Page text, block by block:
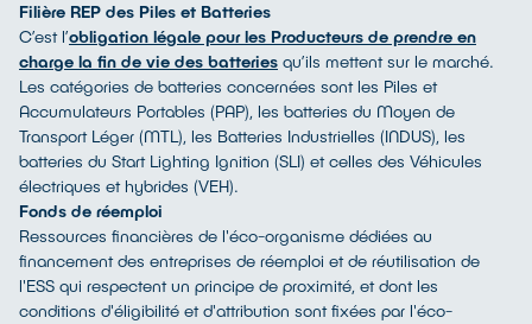
Filière REP des Piles et Batteries
C’est l’obligation légale pour les Producteurs de prendre en
charge la fin de vie des batteries qu’ils mettent sur le marché.
Les catégories de batteries concernées sont les Piles et
Accumulateurs Portables (PAP), les batteries du Moyen de
Transport Léger (MTL), les Batteries Industrielles (INDUS), les
batteries du Start Lighting Ignition (SLI) et celles des Véhicules
électriques et hybrides (VEH).
Fonds de réemploi
Ressources financières de l'éco-organisme dédiées au
financement des entreprises de réemploi et de réutilisation de
l'ESS qui respectent un principe de proximité, et dont les
conditions d'éligibilité et d'attribution sont fixées par l'éco-